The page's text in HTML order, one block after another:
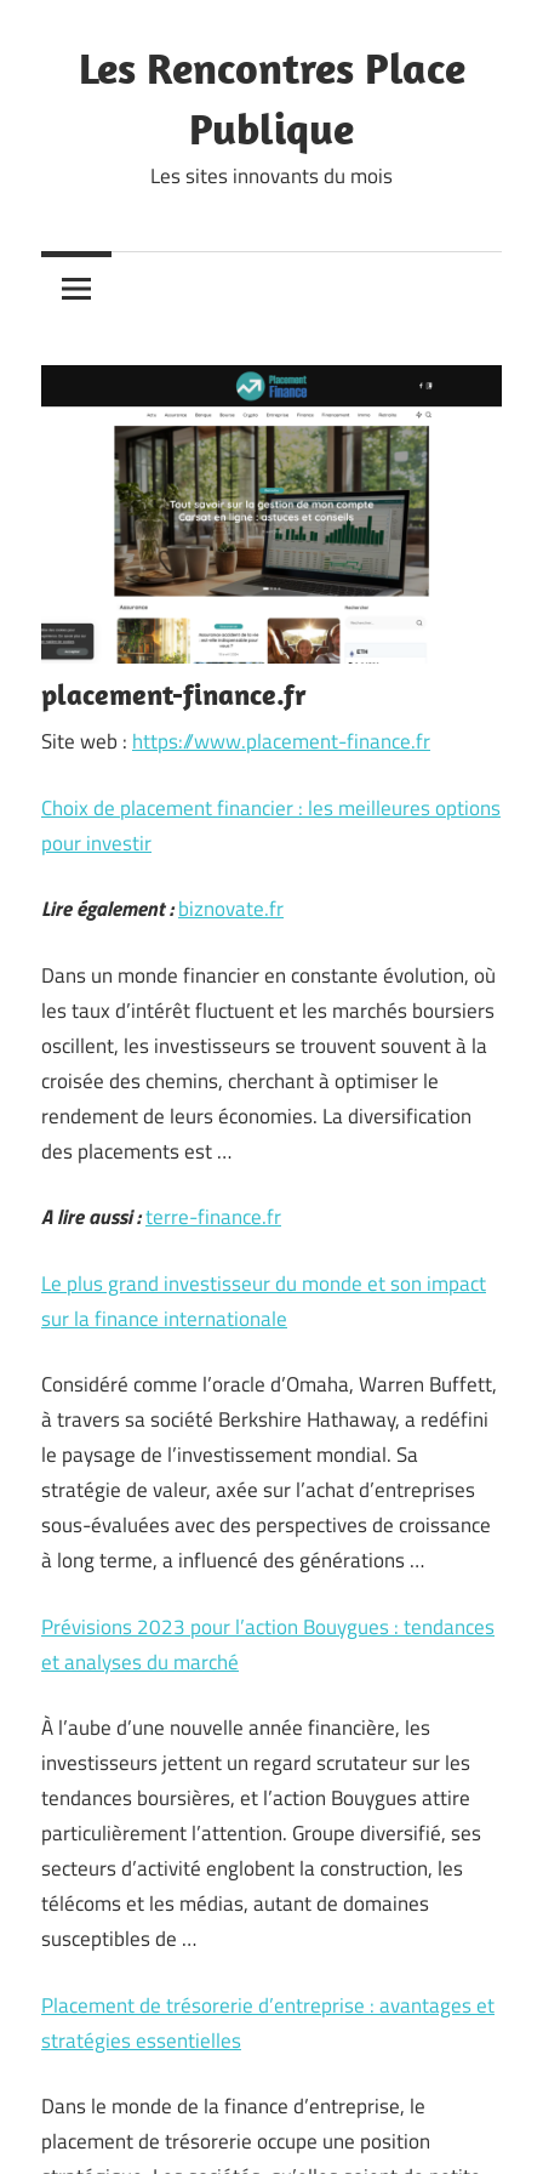
contentLes Rencontres Place
Publique
Les sites innovants du mois
placement-finance.fr
Site web : https://www.placement-finance.fr
Choix de placement financier : les meilleures options
pour investir
Lire également :biznovate.fr
Dans un monde financier en constante évolution, où
les taux d’intérêt fluctuent et les marchés boursiers
oscillent, les investisseurs se trouvent souvent à la
croisée des chemins, cherchant à optimiser le
rendement de leurs économies. La diversification
des placements est …
A lire aussi :terre-finance.fr
Le plus grand investisseur du monde et son impact
sur la finance internationale
Considéré comme l’oracle d’Omaha, Warren Buffett,
à travers sa société Berkshire Hathaway, a redéfini
le paysage de l’investissement mondial. Sa
stratégie de valeur, axée sur l’achat d’entreprises
sous-évaluées avec des perspectives de croissance
à long terme, a influencé des générations …
Prévisions 2023 pour l’action Bouygues : tendances
et analyses du marché
À l’aube d’une nouvelle année financière, les
investisseurs jettent un regard scrutateur sur les
tendances boursières, et l’action Bouygues attire
particulièrement l’attention. Groupe diversifié, ses
secteurs d’activité englobent la construction, les
télécoms et les médias, autant de domaines
susceptibles de …
Placement de trésorerie d’entreprise : avantages et
stratégies essentielles
Dans le monde de la finance d’entreprise, le
placement de trésorerie occupe une position